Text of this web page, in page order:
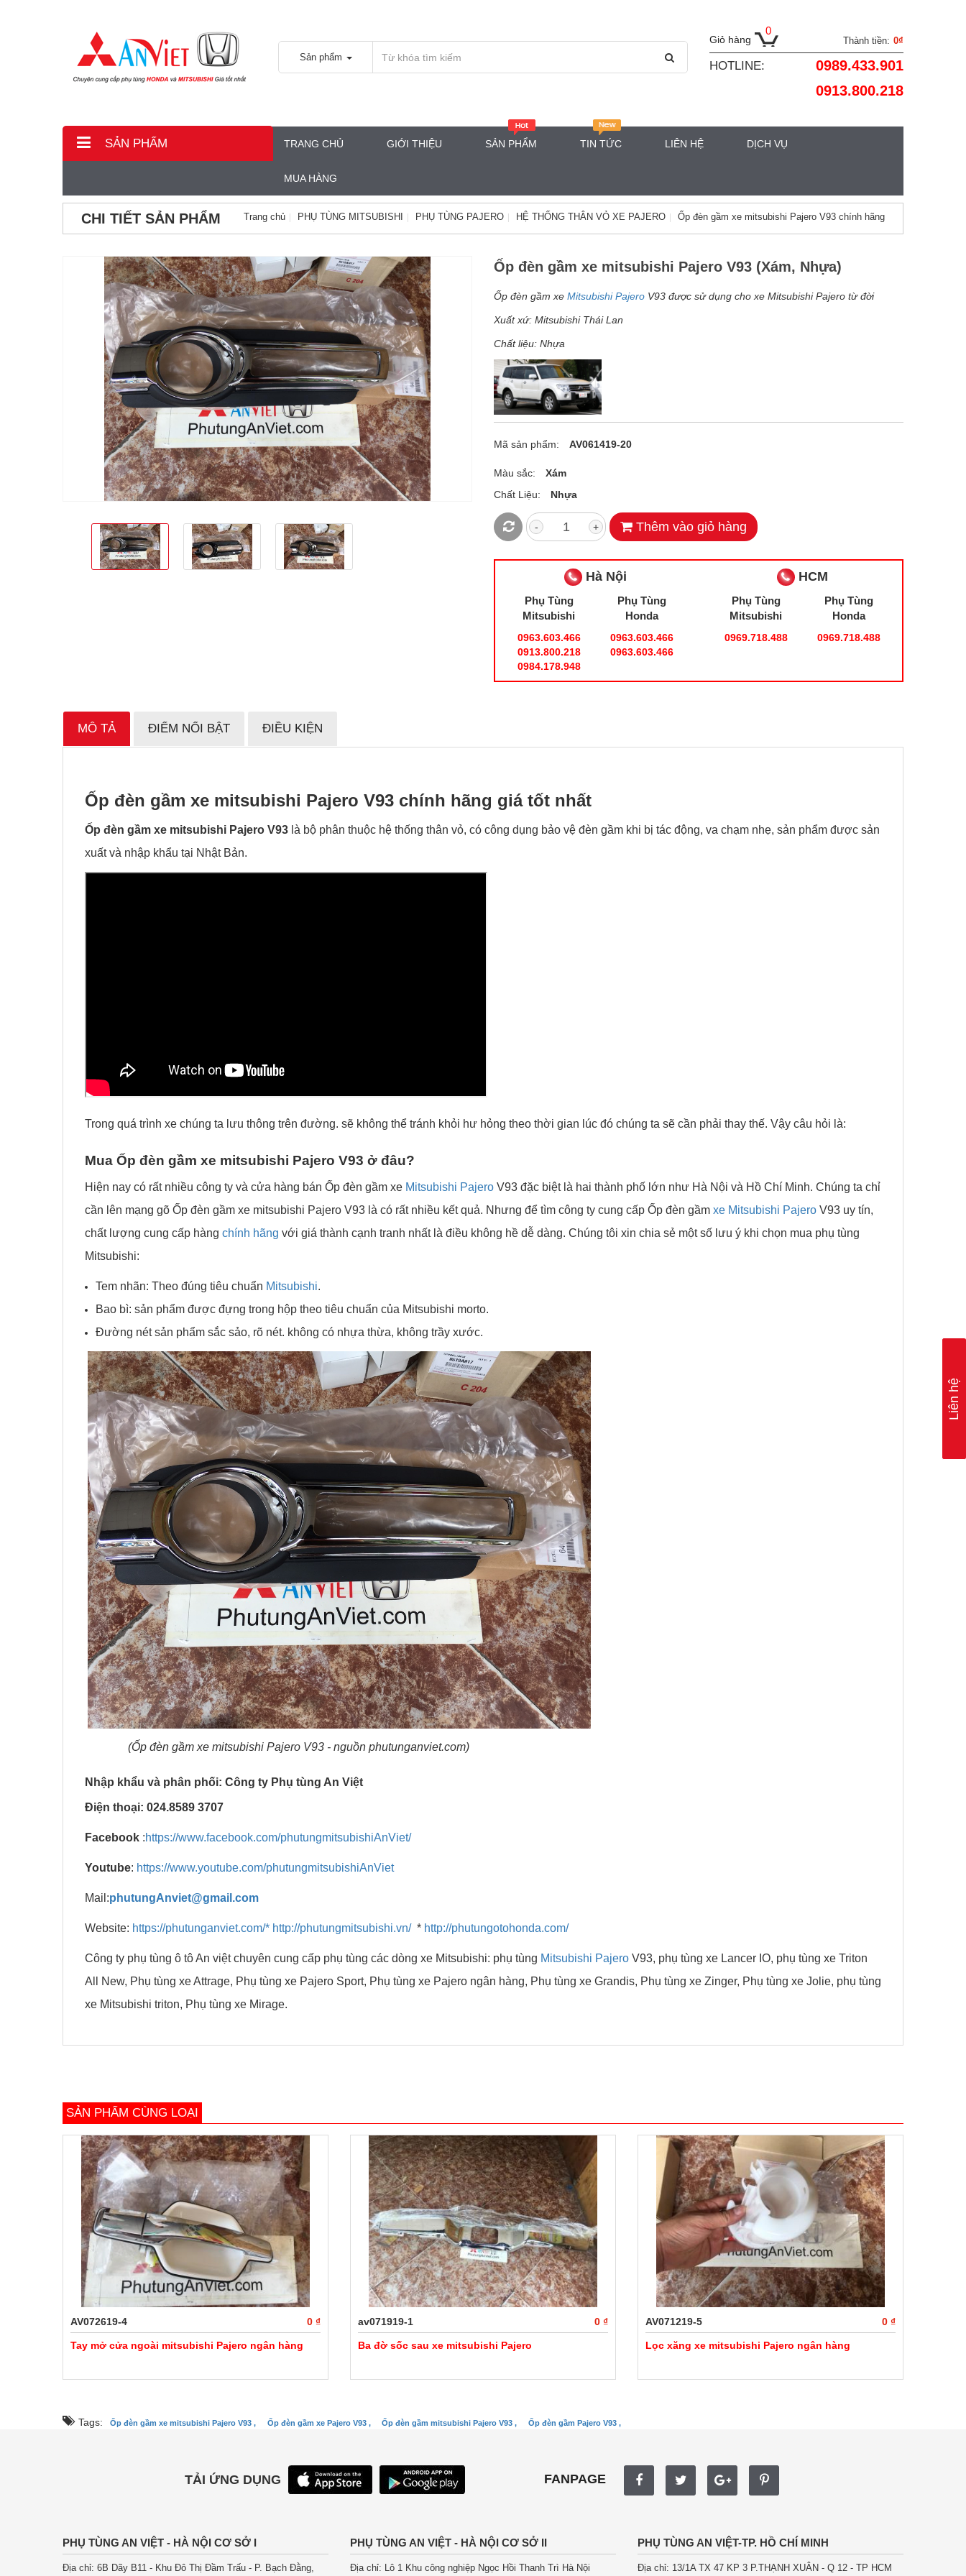
Sản phẩm
Giỏ hàng
0
Thành tiền: 0₫
HOTLINE:
0989.433.901
0913.800.218
SẢN PHẨM TRANG CHỦ GIỚI THIỆU SẢN PHẨM TIN TỨC LIÊN HỆ DỊCH VỤ
MUA HÀNG
CHI TIẾT SẢN PHẨM Trang chủ PHỤ TÙNG MITSUBISHI PHỤ TÙNG PAJERO HỆ THỐNG THÂN VỎ XE PAJERO Ốp đèn gầm xe mitsubishi Pajero V93 chính hãng
Ốp đèn gầm xe mitsubishi Pajero V93 (Xám, Nhựa)
Ốp đèn gầm xe Mitsubishi Pajero V93 được sử dụng cho xe Mitsubishi Pajero từ đời
Xuất xứ: Mitsubishi Thái Lan
Chất liệu: Nhựa
Mã sản phẩm: AV061419-20
Màu sắc:
Xám
Chất Liệu:
Nhựa
- + Thêm vào giỏ hàng
Hà Nội
Phụ Tùng
Mitsubishi
0963.603.466
0913.800.218
0984.178.948
Phụ Tùng
Honda
0963.603.466
0963.603.466
HCM
Phụ Tùng
Mitsubishi
0969.718.488
Phụ Tùng
Honda
0969.718.488
MÔ TẢ ĐIỂM NỔI BẬT ĐIỀU KIỆN
Ốp đèn gầm xe mitsubishi Pajero V93 chính hãng giá tốt nhất
Ốp đèn gầm xe mitsubishi Pajero V93 là bộ phân thuộc hệ thống thân vỏ, có công dụng bảo vệ đèn gầm khi bị tác động, va chạm nhẹ, sản phẩm được sản
xuất và nhập khẩu tại Nhật Bản.
Trong quá trình xe chúng ta lưu thông trên đường. sẽ không thể tránh khỏi hư hỏng theo thời gian lúc đó chúng ta sẽ cần phải thay thế. Vậy câu hỏi là:
Mua Ốp đèn gầm xe mitsubishi Pajero V93 ở đâu?
Hiện nay có rất nhiều công ty và cửa hàng bán Ốp đèn gầm xe Mitsubishi Pajero V93 đặc biệt là hai thành phố lớn như Hà Nội và Hồ Chí Minh. Chúng ta chỉ
cần lên mạng gõ Ốp đèn gầm xe mitsubishi Pajero V93 là có rất nhiều kết quả. Nhưng để tìm công ty cung cấp Ốp đèn gầm xe Mitsubishi Pajero V93 uy tín,
chất lượng cung cấp hàng chính hãng với giá thành cạnh tranh nhất là điều không hề dễ dàng. Chúng tôi xin chia sẻ một số lưu ý khi chọn mua phụ tùng
Mitsubishi:
Tem nhãn: Theo đúng tiêu chuẩn Mitsubishi.
Bao bì: sản phẩm được đựng trong hộp theo tiêu chuẩn của Mitsubishi morto.
Đường nét sản phẩm sắc sảo, rõ nét. không có nhựa thừa, không trầy xước.
(Ốp đèn gầm xe mitsubishi Pajero V93 - nguồn phutunganviet.com)
Nhập khẩu và phân phối: Công ty Phụ tùng An Việt
Điện thoại: 024.8589 3707
Facebook :https://www.facebook.com/phutungmitsubishiAnViet/
Youtube: https://www.youtube.com/phutungmitsubishiAnViet
Mail:phutungAnviet@gmail.com
Website: https://phutunganviet.com/* http://phutungmitsubishi.vn/* http://phutungotohonda.com/
Công ty phụ tùng ô tô An việt chuyên cung cấp phụ tùng các dòng xe Mitsubishi: phụ tùng Mitsubishi Pajero V93, phụ tùng xe Lancer IO, phụ tùng xe Triton
All New, Phụ tùng xe Attrage, Phụ tùng xe Pajero Sport, Phụ tùng xe Pajero ngân hàng, Phụ tùng xe Grandis, Phụ tùng xe Zinger, Phụ tùng xe Jolie, phụ tùng
xe Mitsubishi triton, Phụ tùng xe Mirage.
SẢN PHẨM CÙNG LOẠI
AV072619-4 0 ₫
Tay mở cửa ngoài mitsubishi Pajero ngân hàng
av071919-1 0 ₫
Ba đờ sốc sau xe mitsubishi Pajero
AV071219-5 0 ₫
Lọc xăng xe mitsubishi Pajero ngân hàng
Tags: Ốp đèn gầm xe mitsubishi Pajero V93 , Ốp đèn gầm xe Pajero V93 , Ốp đèn gầm mitsubishi Pajero V93 , Ốp đèn gầm Pajero V93 ,
TẢI ỨNG DỤNG FANPAGE
PHỤ TÙNG AN VIỆT - HÀ NỘI CƠ SỞ I
Địa chỉ: 6B Dãy B11 - Khu Đô Thị Đầm Trấu - P. Bạch Đằng,
PHỤ TÙNG AN VIỆT - HÀ NỘI CƠ SỞ II
Địa chỉ: Lô 1 Khu công nghiệp Ngọc Hồi Thanh Trì Hà Nội
PHỤ TÙNG AN VIỆT-TP. HỒ CHÍ MINH
Địa chỉ: 13/1A TX 47 KP 3 P.THẠNH XUÂN - Q 12 - TP HCM
Liên hệ